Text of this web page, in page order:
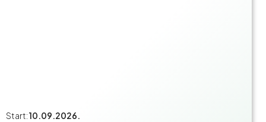
Start:10.09.2026.